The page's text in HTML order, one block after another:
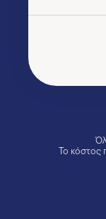
Το κόστος